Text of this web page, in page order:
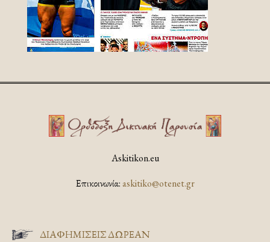
Askitikon.eu
Επικοινωνία:askitiko@otenet.gr
ΔΙΑΦΗΜΊΣΕΙΣ ΔΩΡΕΆΝ